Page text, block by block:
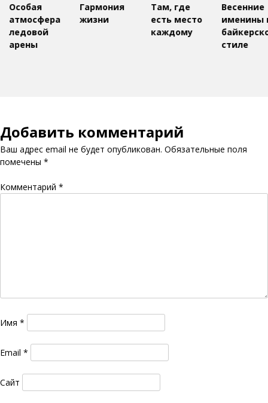
Особая
атмосфера
ледовой
арены
Гармония
жизни
Там, где
есть место
каждому
Весенние
именины
стиле
Добавить комментарий
Ваш адрес email не будет опубликован. Обязательные поля
помечены *
Комментарий *
Имя *
Email *
Сайт